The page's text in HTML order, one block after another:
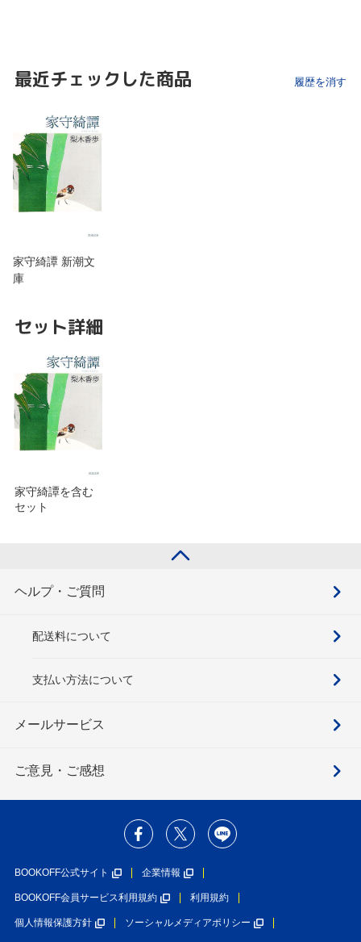
最近チェックした商品 履歴を消す
家守綺譚 新潮文
庫
セット詳細
家守綺譚を含む
セット
ヘルプ・ご質問
配送料について
支払い方法について
メールサービス
ご意見・ご感想
BOOKOFF公式サイト 企業情報
BOOKOFF会員サービス利用規約 利用規約
個人情報保護方針 ソーシャルメディアポリシー